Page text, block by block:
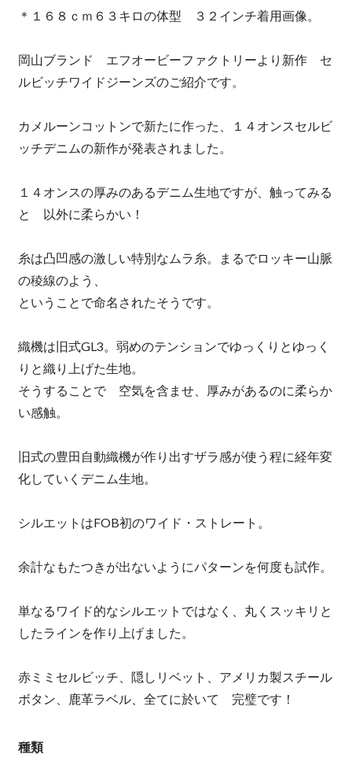
＊１６８ｃｍ６３キロの体型 ３２インチ着用画像。
岡山ブランド エフオービーファクトリーより新作 セ
ルビッチワイドジーンズのご紹介です。
カメルーンコットンで新たに作った、１４オンスセルビ
ッチデニムの新作が発表されました。
１４オンスの厚みのあるデニム生地ですが、触ってみる
と 以外に柔らかい！
糸は凸凹感の激しい特別なムラ糸。まるでロッキー山脈
の稜線のよう、
ということで命名されたそうです。
織機は旧式GL3。弱めのテンションでゆっくりとゆっく
りと織り上げた生地。
そうすることで 空気を含ませ、厚みがあるのに柔らか
い感触。
旧式の豊田自動織機が作り出すザラ感が使う程に経年変
化していくデニム生地。
シルエットはFOB初のワイド・ストレート。
余計なもたつきが出ないようにパターンを何度も試作。
単なるワイド的なシルエットではなく、丸くスッキリと
したラインを作り上げました。
赤ミミセルビッチ、隠しリベット、アメリカ製スチール
ボタン、鹿革ラベル、全てに於いて 完璧です！
種類